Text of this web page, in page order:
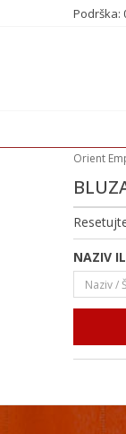
Podrška:
Orient
NAZIV